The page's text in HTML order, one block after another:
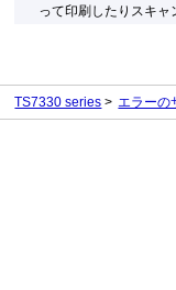
って印刷したりスキャ
TS7330 series エラーの